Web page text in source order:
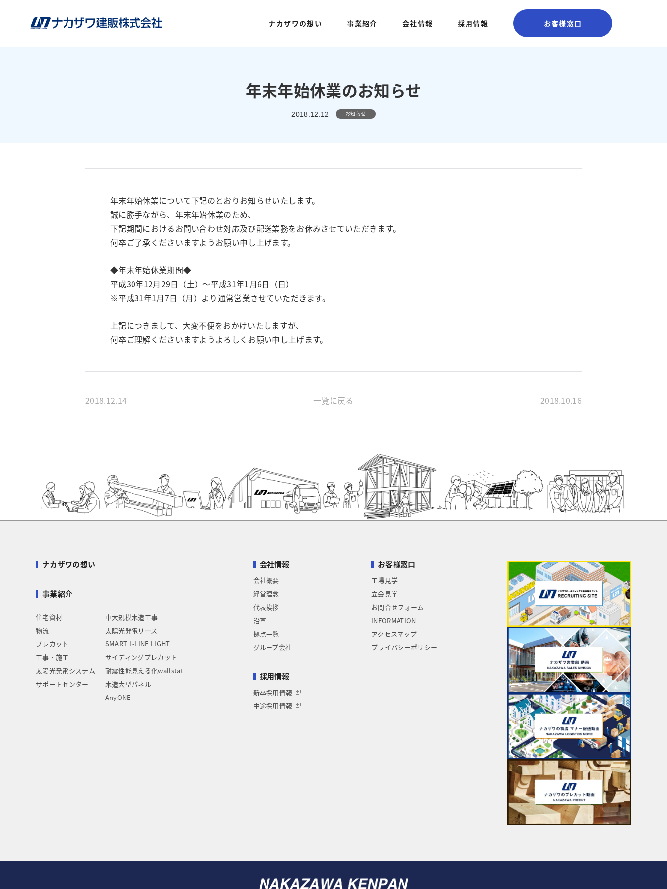
ナカザワの想い 事業紹介 会社情報 採用情報 お客様窓口
年末年始休業のお知らせ
2018.12.12 お知らせ
年末年始休業について下記のとおりお知らせいたします。
誠に勝手ながら、年末年始休業のため、
下記期間におけるお問い合わせ対応及び配送業務をお休みさせていただきます。
何卒ご了承くださいますようお願い申し上げます。
◆年末年始休業期間◆
平成30年12月29日（土）～平成31年1月6日（日）
※平成31年1月7日（月）より通常営業させていただきます。
上記につきまして、大変不便をおかけいたしますが、
何卒ご理解くださいますようよろしくお願い申し上げます。
2018.12.14 一覧に戻る 2018.10.16
ナカザワの想い
事業紹介
住宅資材
物流
プレカット
工事・施工
太陽光発電システム
サポートセンター
中大規模木造工事
太陽光発電リース
SMART L-LINE LIGHT
サイディングプレカット
耐震性能見える化wallstat
木造大型パネル
AnyONE
会社情報
会社概要
経営理念
代表挨拶
沿革
拠点一覧
グループ会社
採用情報
新卒採用情報
中途採用情報
お客様窓口
工場見学
立会見学
お問合せフォーム
INFORMATION
アクセスマップ
プライバシーポリシー